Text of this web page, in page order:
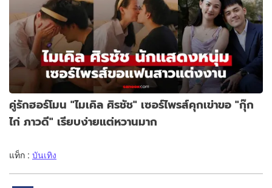
คู่รักฮอร์โมน "ไมเคิล ศิรชัช" เซอร์ไพรส์คุกเข่าขอ "กุ๊ก
ไก่ ภาวดี" เรียบง่ายแต่หวานมาก
แท็ก : บันเทิง